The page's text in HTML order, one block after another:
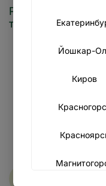
Йошкар-
Киров
P.S. Сделать
тоже хорошая